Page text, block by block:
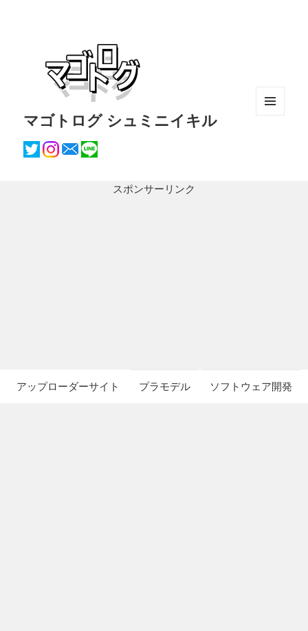
マゴトログ シュミニイキル
スポンサーリンク
アップローダーサイト プラモデル ソフトウェア開発